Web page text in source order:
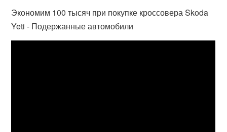
Экономим 100 тысяч при покупке кроссовера Skoda
Yeti - Подержанные автомобили